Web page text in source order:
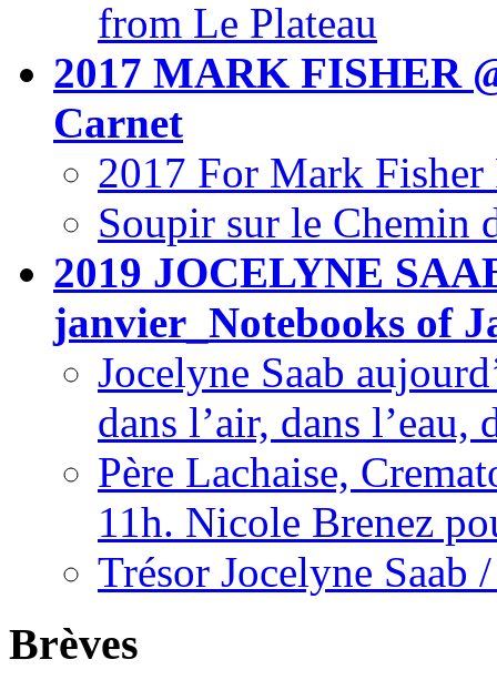
from Le Plateau
2017 MARK FISHER
Carnet
2017 For Mark
Soupir sur le Chemin
2019 JOCELYNE
janvier_Notebooks of
Jocelyne Saab
dans l’air, dans l’eau,
Père Lachaise,
11h. Nicole Brenez
Trésor Jocelyne Saab
Brèves